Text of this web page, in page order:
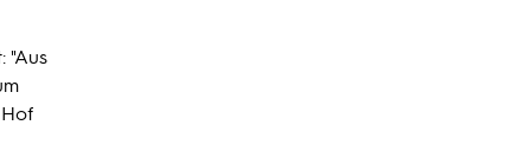
"Aus
Hof